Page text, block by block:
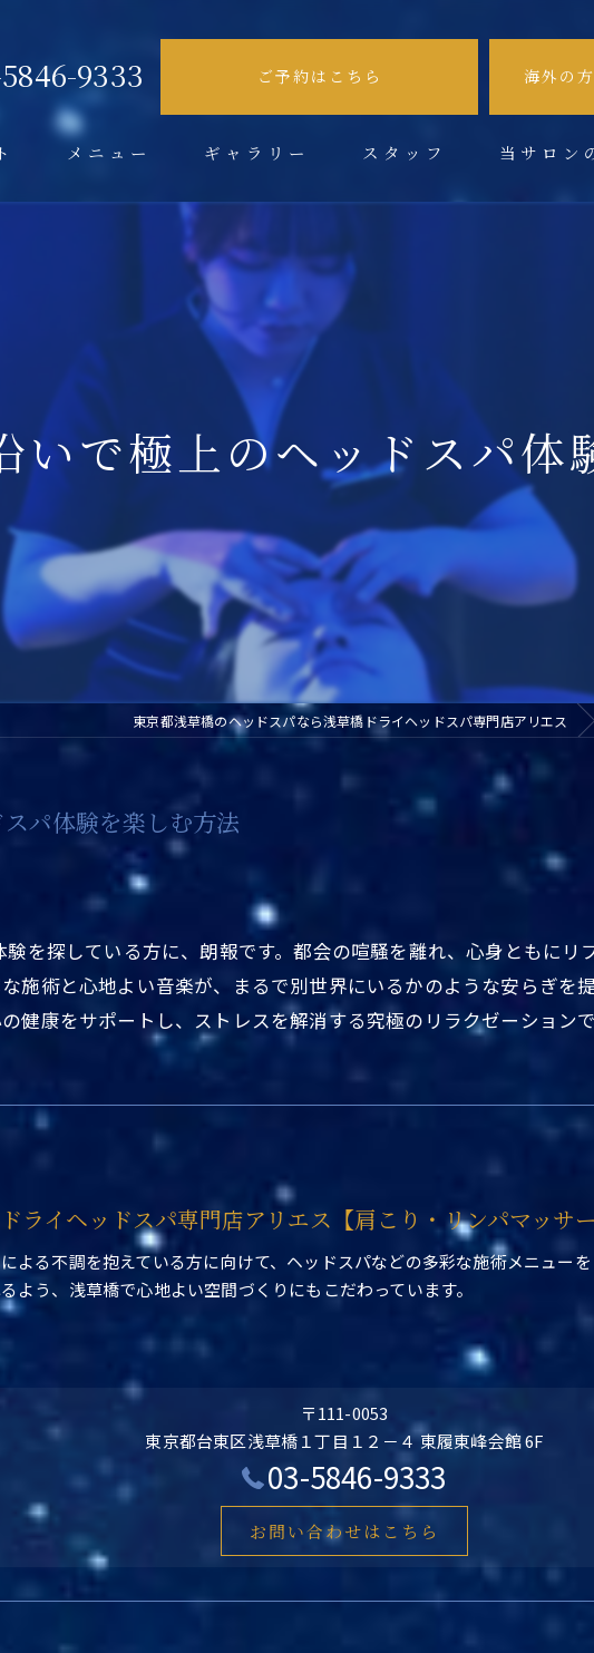
9333 ご予約はこちら 海外の
メニュー ギャラリー スタッフ 当サロン
ドライヘッ
いで極上のヘッドスパ体
東京都浅草橋のヘッドスパなら浅草橋ドライヘッドスパ専門店アリエス
パ体験を楽しむ方法
を探している方に、朗報です。都会の喧騒を離れ、心身ともに
施術と心地よい音楽が、まるで別世界にいるかのような安らぎを
健康をサポートし、ストレスを解消する究極のリラクゼーション
ライヘッドスパ専門店アリエス【肩こり・リンパマッサ
よる不調を抱えている方に向けて、ヘッドスパなどの多彩な施術メニュー
よう、浅草橋で心地よい空間づくりにもこだわっています。
〒111-0053
東京都台東区浅草橋１丁目１２－４ 東履東峰会館 6F
03-5846-9333
お問い合わせはこちら